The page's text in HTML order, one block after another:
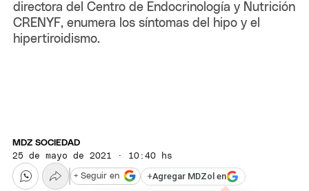
directora del Centro de Endocrinología y Nutrición
CRENYF, enumera los síntomas del hipo y el
hipertiroidismo.
MDZ SOCIEDAD
25 de mayo de 2021 · 10:40 hs
+Agregar MDZol en
+ Seguir en